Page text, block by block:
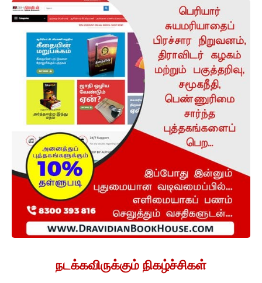
நடக்கவிருக்கும் நிகழ்ச்சிகள்